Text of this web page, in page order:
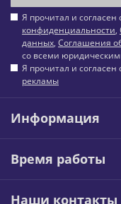
Я прочитал и согласен
конфиденциальности,
данных, Соглашения
со всеми
Я прочитал и согласен
рекламы
Информация
Время работы
Наши контакты